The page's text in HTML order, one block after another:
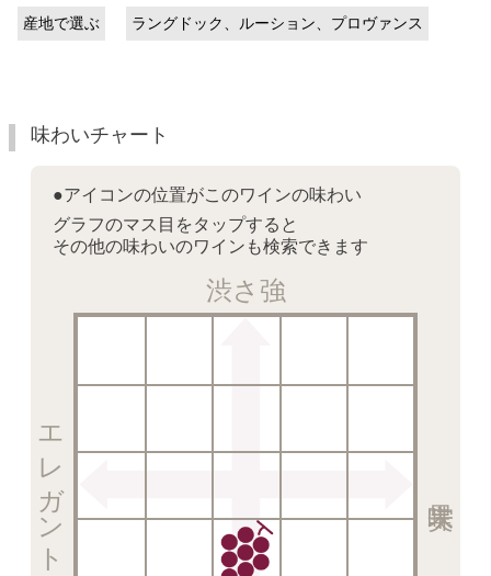
産地で選ぶ ラングドック、ルーション、プロヴァンス
味わいチャート
●アイコンの位置がこのワインの味わい
グラフのマス目をタップすると
その他の味わいのワインも検索できます
渋さ強
エレガント